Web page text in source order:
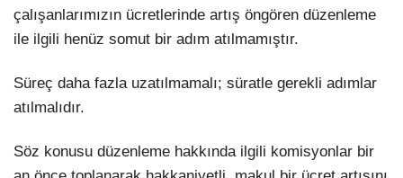
çalışanlarımızın ücretlerinde artış öngören düzenleme
ile ilgili henüz somut bir adım atılmamıştır.
Süreç daha fazla uzatılmamalı; süratle gerekli adımlar
atılmalıdır.
Söz konusu düzenleme hakkında ilgili komisyonlar bir